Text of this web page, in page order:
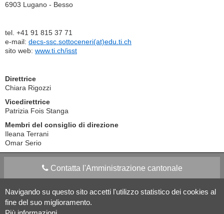
Navigando su questo sito accetti l'utilizzo statistico dei cookies al
fine del suo miglioramento.
6903 Lugano - Besso
tel. +41 91 815 37 71
e-mail: decs-ssc.sottoceneri(at)edu.ti.ch
sito web: www.ti.ch/isst
Direttrice
Chiara Rigozzi
Vicedirettrice
Patrizia Fois Stanga
Membri del consiglio di direzione
Ileana Terrani
Omar Serio
Contatta l'Amministrazione cantonale
Apps Mobile Social media